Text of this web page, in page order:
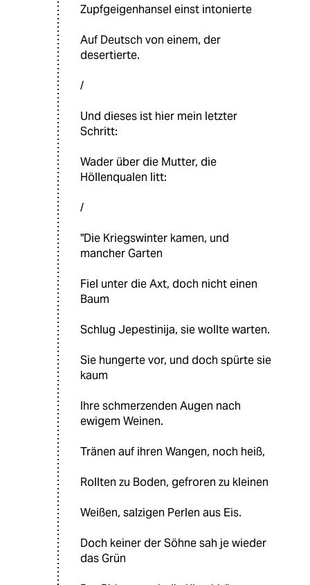
Zupfgeigenhansel einst intonierte
Auf Deutsch von einem, der
desertierte.
/
Und dieses ist hier mein letzter
Schritt:
Wader über die Mutter, die
Höllenqualen litt:
/
"Die Kriegswinter kamen, und
mancher Garten
Fiel unter die Axt, doch nicht einen
Baum
Schlug Jepestinija, sie wollte warten.
Sie hungerte vor, und doch spürte sie
kaum
Ihre schmerzenden Augen nach
ewigem Weinen.
Tränen auf ihren Wangen, noch heiß,
Rollten zu Boden, gefroren zu kleinen
Weißen, salzigen Perlen aus Eis.
Doch keiner der Söhne sah je wieder
das Grün